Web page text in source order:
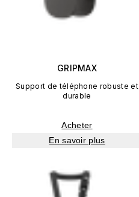
GRIPMAX
Support de téléphone robuste et
durable
Acheter
En savoir plus